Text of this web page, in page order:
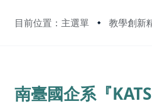
目前位置：主選單 教學創新
南臺國企系『